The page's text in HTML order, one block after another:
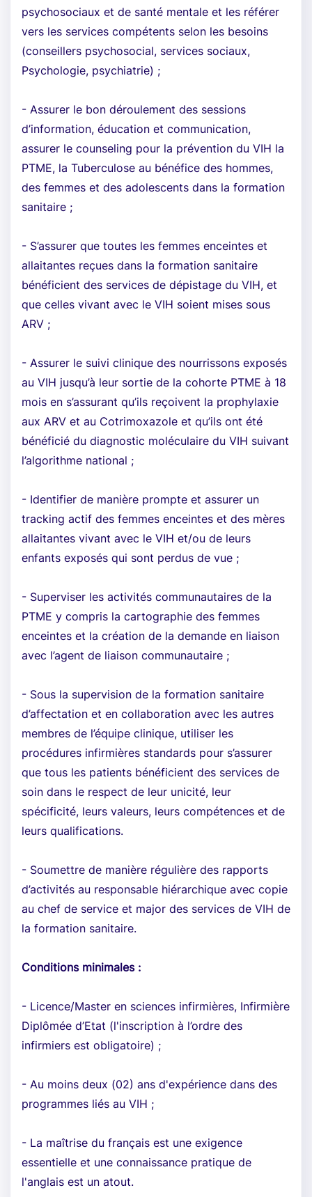
psychosociaux et de santé mentale et les référer
vers les services compétents selon les besoins
(conseillers psychosocial, services sociaux,
Psychologie, psychiatrie) ;
- Assurer le bon déroulement des sessions
d’information, éducation et communication,
assurer le counseling pour la prévention du VIH la
PTME, la Tuberculose au bénéfice des hommes,
des femmes et des adolescents dans la formation
sanitaire ;
- S’assurer que toutes les femmes enceintes et
allaitantes reçues dans la formation sanitaire
bénéficient des services de dépistage du VIH, et
que celles vivant avec le VIH soient mises sous
ARV ;
- Assurer le suivi clinique des nourrissons exposés
au VIH jusqu’à leur sortie de la cohorte PTME à 18
mois en s’assurant qu’ils reçoivent la prophylaxie
aux ARV et au Cotrimoxazole et qu’ils ont été
bénéficié du diagnostic moléculaire du VIH suivant
l’algorithme national ;
- Identifier de manière prompte et assurer un
tracking actif des femmes enceintes et des mères
allaitantes vivant avec le VIH et/ou de leurs
enfants exposés qui sont perdus de vue ;
- Superviser les activités communautaires de la
PTME y compris la cartographie des femmes
enceintes et la création de la demande en liaison
avec l’agent de liaison communautaire ;
- Sous la supervision de la formation sanitaire
d’affectation et en collaboration avec les autres
membres de l’équipe clinique, utiliser les
procédures infirmières standards pour s’assurer
que tous les patients bénéficient des services de
soin dans le respect de leur unicité, leur
spécificité, leurs valeurs, leurs compétences et de
leurs qualifications.
- Soumettre de manière régulière des rapports
d’activités au responsable hiérarchique avec copie
au chef de service et major des services de VIH de
la formation sanitaire.
Conditions minimales :
- Licence/Master en sciences infirmières, Infirmière
Diplômée d’Etat (l'inscription à l’ordre des
infirmiers est obligatoire) ;
- Au moins deux (02) ans d'expérience dans des
programmes liés au VIH ;
- La maîtrise du français est une exigence
essentielle et une connaissance pratique de
l'anglais est un atout.